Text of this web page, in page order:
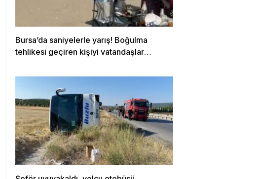
Bursa’da saniyelerle yarış! Boğulma
tehlikesi geçiren kişiyi vatandaşlar